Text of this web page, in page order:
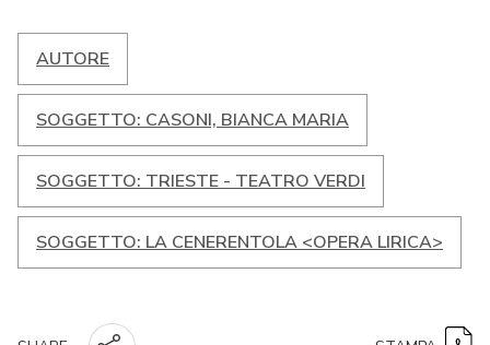
AUTORE
SOGGETTO: CASONI, BIANCA MARIA
SOGGETTO: TRIESTE - TEATRO VERDI
SOGGETTO: LA CENERENTOLA <OPERA LIRICA>